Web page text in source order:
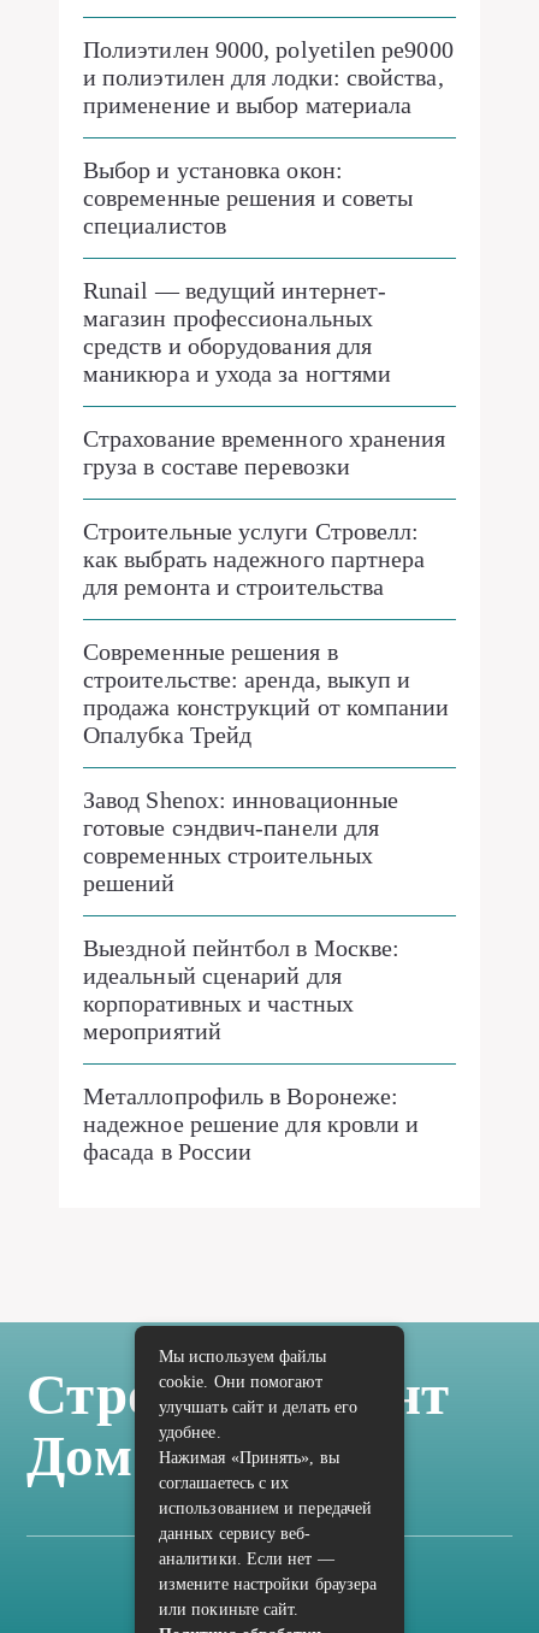
Полиэтилен 9000, polyetilen pe9000
и полиэтилен для лодки: свойства,
применение и выбор материала
Выбор и установка окон:
современные решения и советы
специалистов
Runail — ведущий интернет-
магазин профессиональных
средств и оборудования для
маникюра и ухода за ногтями
Страхование временного хранения
груза в составе перевозки
Строительные услуги Стровелл:
как выбрать надежного партнера
для ремонта и строительства
Современные решения в
строительстве: аренда, выкуп и
продажа конструкций от компании
Опалубка Трейд
Завод Shenox: инновационные
готовые сэндвич-панели для
современных строительных
решений
Выездной пейнтбол в Москве:
идеальный сценарий для
корпоративных и частных
мероприятий
Металлопрофиль в Воронеже:
надежное решение для кровли и
фасада в России
Стройка Ремонт
Дом Отделка
Карта сайта
Политика конфиденциальности
Мы используем файлы
cookie. Они помогают
улучшать сайт и делать его
удобнее.
Нажимая «Принять», вы
соглашаетесь с их
использованием и передачей
данных сервису веб-
аналитики. Если нет —
измените настройки браузера
или покиньте сайт.